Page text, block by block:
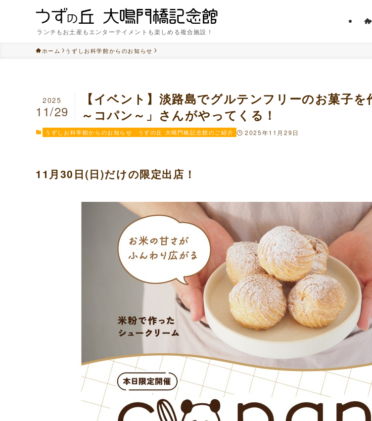
ランチもお土産もエンターテイメントも楽しめる複合施設！
ホーム うずしお科学館からのお知らせ
【イベント】淡路島でグルテンフリーのお菓子
～コパン～」さんがやってくる！
2025
11/29
うずしお科学館からのお知らせ うずの丘 大鳴門橋記念館のご紹介 2025年11月29日
11月30日(日)だけの限定出店！